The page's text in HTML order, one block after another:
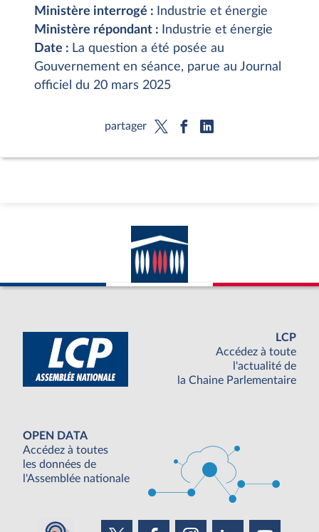
Ministère interrogé :
Industrie et énergie
Ministère répondant :
Industrie et énergie
Date : La question a été posée au
Gouvernement en séance, parue au Journal
officiel du 20 mars 2025
partager
LCP
Accédez à toute
l'actualité de
la Chaine Parlementaire
OPEN DATA
Accédez à toutes
les données de
l'Assemblée nationale